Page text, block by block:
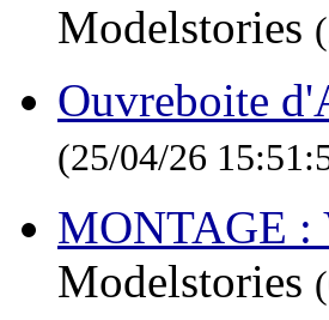
Modelstories
Ouvreboite
(25/04/26
MONTAGE :
Modelstories